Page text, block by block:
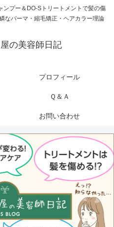
ンプー＆DO-Sトリートメントで髪の傷
なパーマ・縮毛矯正・ヘアカラー理論
の美容師日記
プロフィール
Ｑ＆Ａ
お問い合わせ